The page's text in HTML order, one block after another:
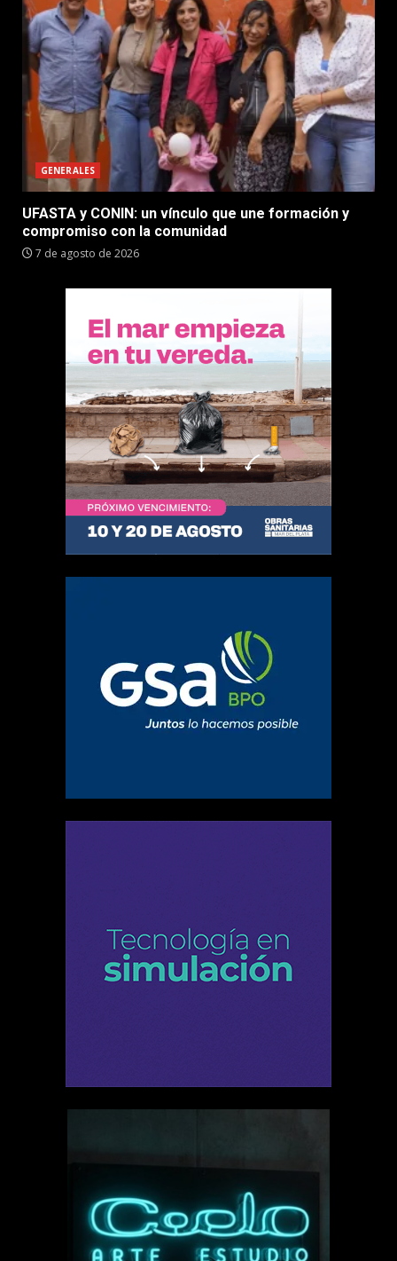
GENERALES
UFASTA y CONIN: un vínculo que une formación y
compromiso con la comunidad
7 de agosto de 2026